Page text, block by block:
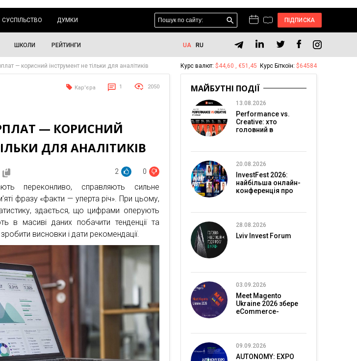
СУСПІЛЬСТВО ДУМКИ ПІДПИСКА
ШКОЛИ РЕЙТИНГИ UA RU
— корисний інструмент не тільки для аналітиків
Кар'єра 1 2050
— КОРИСНИЙ
ДЛЯ АНАЛІТИКІВ
2 0
переконливо, справляють сильне
фразу «факти — уперта річ». При цьому,
здається, що цифрами оперують
в масиві даних побачити тенденції та
висновки і дати рекомендації.
Курс валют: $44,60 , €51,45 Курс Біткоїн: $64584
МАЙБУТНІ ПОДІЇ
13.08.2026
Performance vs.
Creative: хто
головний в
20.08.2026
InvestFest 2026:
найбільша онлайн-
конференція про
28.08.2026
Lviv Invest Forum
03.09.2026
Meet Magento
Ukraine 2026 збере
eCommerce-
09.09.2026
AUTONOMY: EXPO